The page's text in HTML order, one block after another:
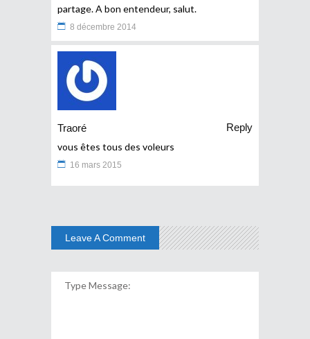
partage. A bon entendeur, salut.
8 décembre 2014
Traoré
Reply
vous êtes tous des voleurs
16 mars 2015
Leave A Comment